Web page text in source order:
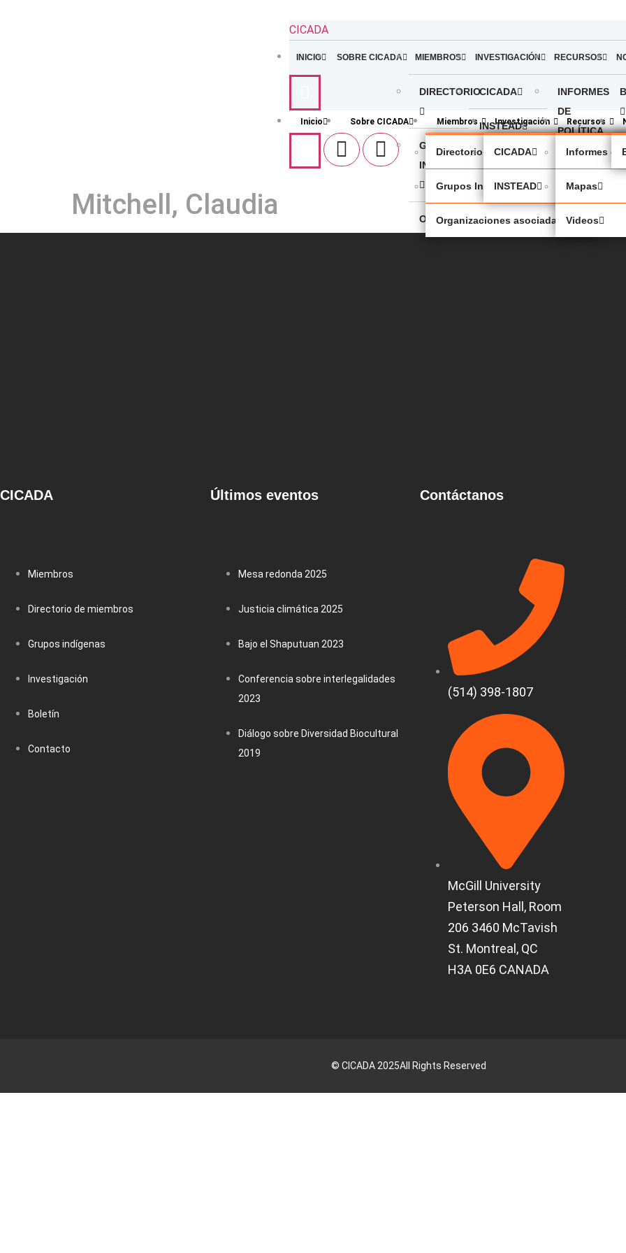
CICADA
INICIO SOBRE CICADA MIEMBROS
DIRECTORIO
GRUPOS
INDÍGENAS
ORGANIZACIONES
ASOCIADAS
INVESTIGACIÓN
CICADA
INSTEAD
RECURSOS
INFORMES
DE
POLÍTICA
MAPAS
VIDEOS
Inicio Sobre CICADA Miembros
Directorio
Grupos Indígenas
Organizaciones asociadas
Investigación
CICADA
INSTEAD
Recursos
Informes
Mapas
Videos
Mitchell, Claudia
CICADA
Miembros
Directorio de miembros
Grupos indígenas
Investigación
Boletín
Contacto
Últimos eventos
Mesa redonda 2025
Justicia climática 2025
Bajo el Shaputuan 2023
Conferencia sobre interlegalidades
2023
Diálogo sobre Diversidad Biocultural
2019
Contáctanos
(514) 398-1807
McGill University
Peterson Hall, Room
206 3460 McTavish
St. Montreal, QC
H3A 0E6 CANADA
© CICADA 2025All Rights Reserved